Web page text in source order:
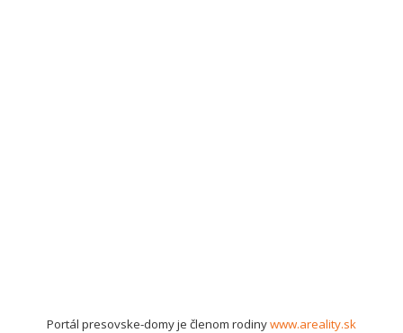
Portál presovske-domy je členom rodinywww.areality.sk